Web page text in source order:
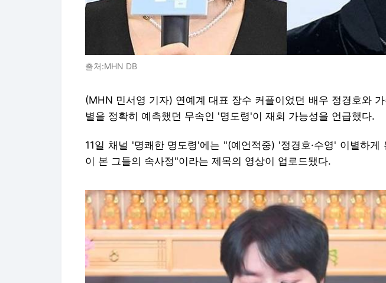
출처:MHN DB
(MHN 민서영 기자) 연예계 대표 장수 커플이었던 배우 정경호와
별을 정확히 예측했던 무속인 '명도령'이 재회 가능성을 언급했다.
11일 채널 '명쾌한 명도령'에는 "(예언적중) '정경호·수영' 이별하게
이 본 그들의 속사정"이라는 제목의 영상이 업로드됐다.